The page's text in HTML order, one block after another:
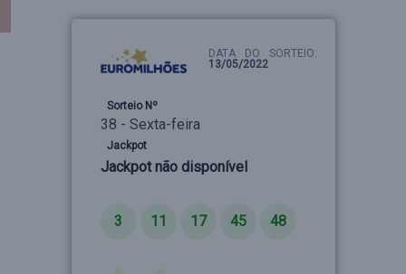
DATA DO SORTEIO:
13/05/2022
Sorteio Nº
38 - Sexta-feira
Jackpot
Jackpot não disponível
3 11 17 45 48